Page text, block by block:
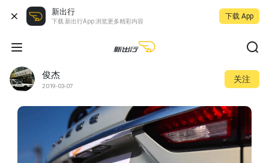
新出行
下载 新出行App 浏览更多精彩内容
下载 App
俊杰
2019-03-07
关注